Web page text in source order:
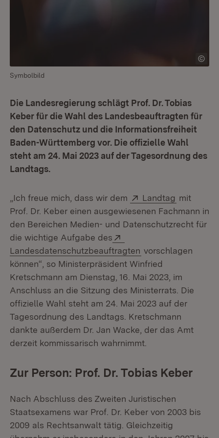
Symbolbild
Die Landesregierung schlägt Prof. Dr. Tobias
Keber für die Wahl des Landesbeauftragten für
den Datenschutz und die Informationsfreiheit
Baden-Württemberg vor. Die offizielle Wahl
steht am 24. Mai 2023 auf der Tagesordnung des
Landtags.
„Ich freue mich, dass wir dem Extern:
Landtag (Öffnet in
mit
Prof. Dr. Keber einen ausgewiesenen Fachmann in
den Bereichen Medien- und Datenschutzrecht für
die wichtige Aufgabe des
Landesdatenschutzbeauftragten (Öffnet in neuem
vorschlagen
können“, so Ministerpräsident Winfried
Kretschmann am Dienstag, 16. Mai 2023, im
Anschluss an die Sitzung des Ministerrats. Die
offizielle Wahl steht am 24. Mai 2023 auf der
Tagesordnung des Landtags. Kretschmann
dankte außerdem Dr. Jan Wacke, der das Amt
derzeit kommissarisch wahrnimmt.
Zur Person: Prof. Dr. Tobias Keber
Nach Abschluss des Zweiten Juristischen
Staatsexamens war Prof. Dr. Keber von 2003 bis
2009 als Rechtsanwalt tätig. Gleichzeitig